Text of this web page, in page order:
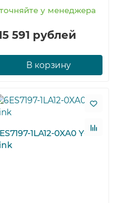
у менеджера
591 рублей
В корзину
1LA12-0XA0 Y-